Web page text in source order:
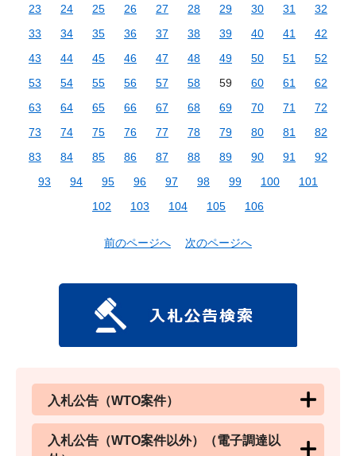
23
24 25 26 27 28 29 30 31
32
33
34 35 36 37 38 39 40 41
42
43
44 45 46 47 48 49 50 51
52
53
54 55 56 57 58 59 60 61
62
63
64 65 66 67 68 69 70 71
72
73
74 75 76 77 78 79 80 81
82
83
84 85 86 87 88 89 90 91
92
93
94 95 96 97 98 99 100
101
102
103 104 105 106
前のページへ 次のページへ
入札公告（WTO案件）
入札公告（WTO案件以外）（電子調達以